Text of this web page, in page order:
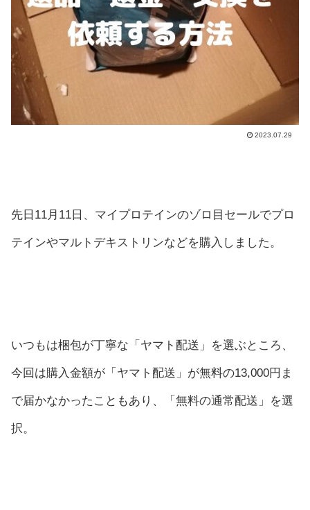
2023.07.29
先日11月11日、マイプロテインのゾロ目セールでプロ
テインやマルトデキストリンなどを購入しました。
いつもは梱包が丁寧な「ヤマト配送」を選ぶところ、
今回は購入金額が「ヤマト配送」が無料の13,000円ま
で届かなかったこともあり、「無料の通常配送」を選
択。